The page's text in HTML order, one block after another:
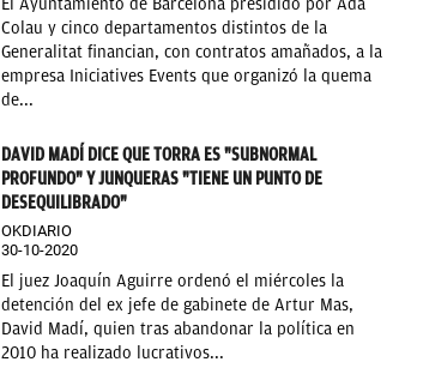
El Ayuntamiento de Barcelona presidido por Ada
Colau y cinco departamentos distintos de la
Generalitat financian, con contratos amañados, a la
empresa Iniciatives Events que organizó la quema
de...
DAVID MADÍ DICE QUE TORRA ES "SUBNORMAL
PROFUNDO" Y JUNQUERAS "TIENE UN PUNTO DE
DESEQUILIBRADO"
OKDIARIO
30-10-2020
El juez Joaquín Aguirre ordenó el miércoles la
detención del ex jefe de gabinete de Artur Mas,
David Madí, quien tras abandonar la política en
2010 ha realizado lucrativos...